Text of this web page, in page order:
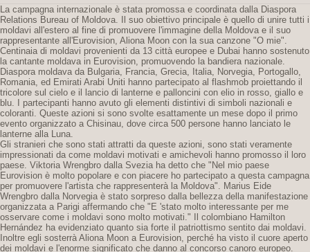
La campagna internazionale è stata promossa e coordinata dalla Diaspora
Relations Bureau of Moldova. Il suo obiettivo principale è quello di unire tutti i
moldavi all'estero al fine di promuovere l'immagine della Moldova e il suo
rappresentante all'Eurovision, Aliona Moon con la sua canzone "O mie".
Centinaia di moldavi provenienti da 13 città europee e Dubai hanno sostenuto
la cantante moldava in Eurovision, promuovendo la bandiera nazionale.
Diaspora moldava da Bulgaria, Francia, Grecia, Italia, Norvegia, Portogallo,
Romania, ed Emirati Arabi Uniti hanno partecipato al flashmob proiettando il
tricolore sul cielo e il lancio di lanterne e palloncini con elio in rosso, giallo e
blu. I partecipanti hanno avuto gli elementi distintivi di simboli nazionali e
coloranti. Queste azioni si sono svolte esattamente un mese dopo il primo
evento organizzato a Chisinau, dove circa 500 persone hanno lanciato le
lanterne alla Luna.
Gli stranieri che sono stati attratti da queste azioni, sono stati veramente
impressionati da come moldavi motivati ​​e amichevoli hanno promosso il loro
paese. Viktoria Wrengbro dalla Svezia ha detto che "Nel mio paese
Eurovision è molto popolare e con piacere ho partecipato a questa campagna
per promuovere l'artista che rappresenterà la Moldova". Marius Eide
Wrengbro dalla Norvegia è stato sorpreso dalla bellezza della manifestazione
organizzata a Parigi affermando che "E 'stato molto interessante per me
osservare come i moldavi sono molto motivati." Il colombiano Hamilton
Hernández ha evidenziato quanto sia forte il patriottismo sentito dai moldavi.
Inoltre egli sosterrà Aliona Moon a Eurovision, perché ha visto il cuore aperto
dei moldavi e l'enorme significato che danno al concorso canoro europeo.